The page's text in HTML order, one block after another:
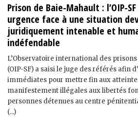
Prison de Baie-Mahault : l’OIP-
urgence face à une situation
juridiquement intenable et
indéfendable
L’Observatoire international des
(OIP-SF) a saisi le juge des référés afin
immédiates pour mettre fin aux
manifestement illégales aux libertés
personnes détenues au centre
(...)